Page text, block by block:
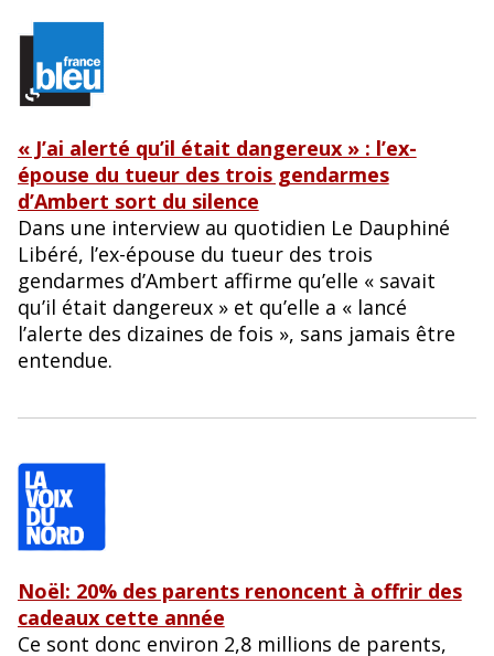
« J’ai alerté qu’il était dangereux » : l’ex-
épouse du tueur des trois gendarmes
d’Ambert sort du silence
Dans une interview au quotidien Le Dauphiné
Libéré, l’ex-épouse du tueur des trois
gendarmes d’Ambert affirme qu’elle « savait
qu’il était dangereux » et qu’elle a « lancé
l’alerte des dizaines de fois », sans jamais être
entendue.
Noël: 20% des parents renoncent à offrir des
cadeaux cette année
Ce sont donc environ 2,8 millions de parents,